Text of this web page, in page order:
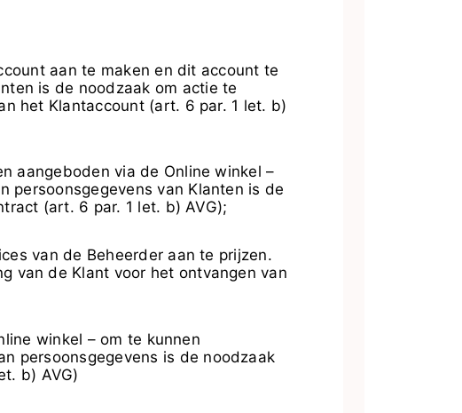
aan te maken en dit account te
is de noodzaak om actie te
het Klantaccount (art. 6 par. 1 let. b)
aangeboden via de Online winkel –
persoonsgegevens van Klanten is de
(art. 6 par. 1 let. b) AVG);
van de Beheerder aan te prijzen.
van de Klant voor het ontvangen van
winkel – om te kunnen
persoonsgegevens is de noodzaak
b) AVG)